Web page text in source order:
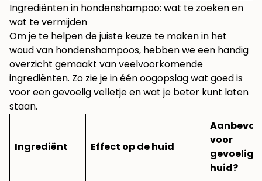
Ingrediënten in hondenshampoo: wat te zoeken en
wat te vermijden
Om je te helpen de juiste keuze te maken in het
woud van hondenshampoos, hebben we een handig
overzicht gemaakt van veelvoorkomende
ingrediënten. Zo zie je in één oogopslag wat goed is
voor een gevoelig velletje en wat je beter kunt laten
staan.
Ingrediënt Effect op de huid
voor
gevoelige
huid?